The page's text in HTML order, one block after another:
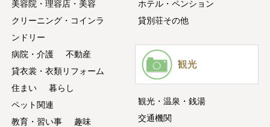
美容院・理容店・美容
クリーニング・コインラ
ンドリー
病院・介護
不動産
貸衣裳・衣類リフォーム
住まい
暮らし
ペット関連
教育・習い事
趣味
ホテル・ペンション
貸別荘その他
観光
観光・温泉・銭湯
交通機関